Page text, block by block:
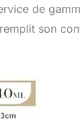
de
son